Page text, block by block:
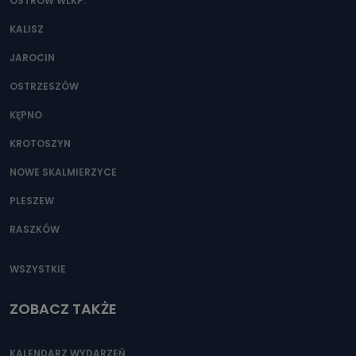
Można to zrobić pod numerem telefonu 62 735-51-05 lub
e-mailowo pod adresem: poczta@tvproart.pl
KALISZ
JAROCIN
OSTRZESZÓW
KĘPNO
KROTOSZYN
NOWE SKALMIERZYCE
PLESZEW
RASZKÓW
WSZYSTKIE
ZOBACZ TAKŻE
KALENDARZ WYDARZEŃ